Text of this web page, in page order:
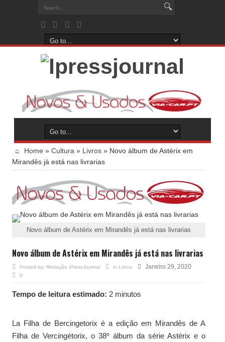
Home » Cultura » Livros » Novo álbum de Astérix em
Mirandês já está nas livrarias
Novo álbum de Astérix em Mirandês já está nas livrarias
Novo álbum de Astérix em Mirandês já está nas livrarias
Posted by: Redação iPressJournal in Livros Janeiro 29, 2020
0
Tempo de leitura estimado: 2 minutos
La Filha de Bercingetorix é a edição em Mirandês de A
Filha de Vercingétorix, o 38º álbum da série Astérix e o